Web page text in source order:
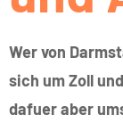
Wer von
sich um Zoll
dafuer aber